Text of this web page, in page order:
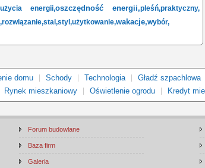
energii,oszczędność energii,pleśń,praktyczny,
rozwiązanie,stal,styl,użytkowanie,wakacje,wybór,
domu Schody Technologia Gładź szpachlowa
Rynek mieszkaniowy Oświetlenie ogrodu Kredyt
Forum budowlane
Baza firm
Galeria